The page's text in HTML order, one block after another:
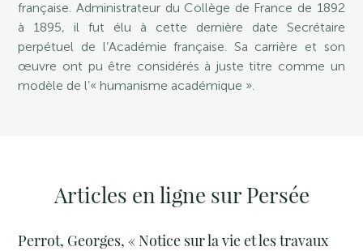
française. Administrateur du Collège de France de 1892
à 1895, il fut élu à cette dernière date Secrétaire
perpétuel de l’Académie française. Sa carrière et son
œuvre ont pu être considérés à juste titre comme un
modèle de l’« humanisme académique ».
Articles en ligne sur Persée
Perrot, Georges, « Notice sur la vie et les travaux